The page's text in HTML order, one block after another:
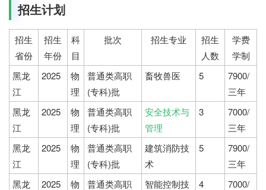
招生计划
招生
省份
招生
年份
科
目
批次 招生专业
招生
人数
学费
学制
黑龙
江
2025
物
理
普通类高职
(专科)批
畜牧兽医 5
7900/
三年
黑龙
江
2025
物
理
普通类高职
(专科)批
安全技术与
管理
3
7000/
三年
黑龙
江
2025
物
理
普通类高职
(专科)批
建筑消防技
术
5
7900/
三年
黑龙
2025
物
普通类高职
智能控制技
4
7000/